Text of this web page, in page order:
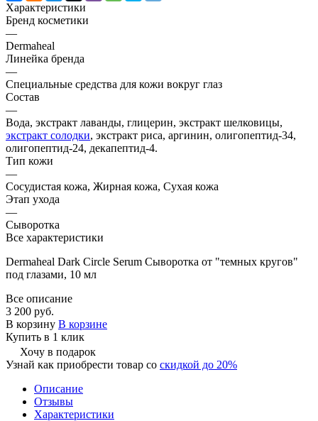
Характеристики
Бренд косметики
—
Dermaheal
Линейка бренда
—
Специальные средства для кожи вокруг глаз
Состав
—
Вода, экстракт лаванды, глицерин, экстракт шелковицы,
экстракт солодки, экстракт риса, аргинин, олигопептид-34,
олигопептид-24, декапептид-4.
Тип кожи
—
Сосудистая кожа, Жирная кожа, Сухая кожа
Этап ухода
—
Сыворотка
Все характеристики
Dermaheal Dark Circle Serum Сыворотка от "темных кругов"
под глазами, 10 мл
Все описание
3 200 руб.
В корзину В корзине
Купить в 1 клик
Хочу в подарок
Узнай как приобрести товар со скидкой до 20%
Описание
Отзывы
Характеристики